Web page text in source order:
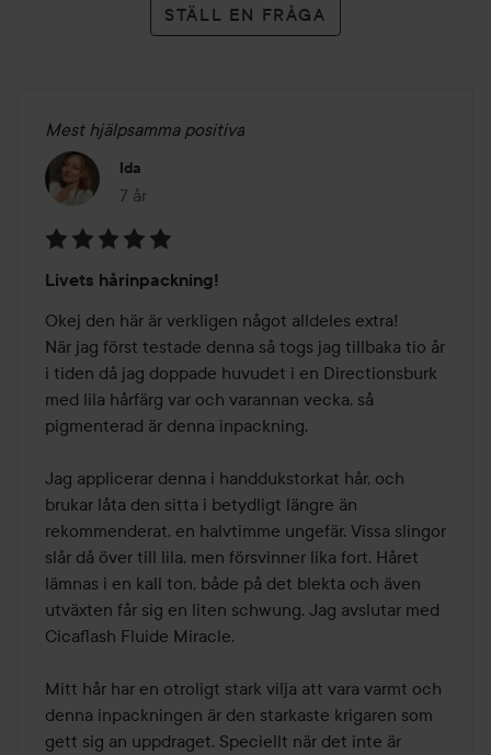
STÄLL EN FRÅGA
Mest hjälpsamma positiva
Ida
7 år
Inlägget skapades 7 år
5
av
5
Livets hårinpackning!
Okej den här är verkligen något alldeles extra!
När jag först testade denna så togs jag tillbaka tio år
i tiden då jag doppade huvudet i en Directionsburk
med lila hårfärg var och varannan vecka, så
pigmenterad är denna inpackning.
Jag applicerar denna i handdukstorkat hår, och
brukar låta den sitta i betydligt längre än
rekommenderat, en halvtimme ungefär. Vissa slingor
slår då över till lila, men försvinner lika fort. Håret
lämnas i en kall ton, både på det blekta och även
utväxten får sig en liten schwung. Jag avslutar med
Cicaflash Fluide Miracle.
Mitt hår har en otroligt stark vilja att vara varmt och
denna inpackningen är den starkaste krigaren som
gett sig an uppdraget. Speciellt när det inte är